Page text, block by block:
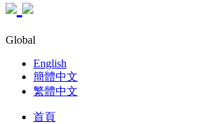
Global
English
簡體中文
繁體中文
首頁